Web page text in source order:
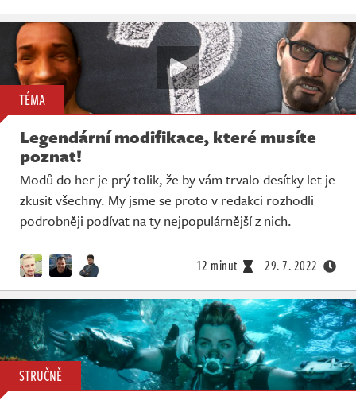
TÉMA
Legendární modifikace, které musíte
poznat!
Modů do her je prý tolik, že by vám trvalo desítky let je
zkusit všechny. My jsme se proto v redakci rozhodli
podrobněji podívat na ty nejpopulárnější z nich.
12 minut 29. 7. 2022
STRUČNĚ